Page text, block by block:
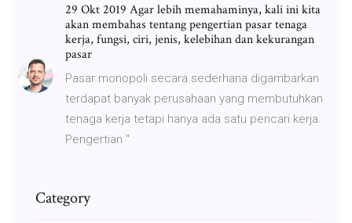
29 Okt 2019 Agar lebih memahaminya, kali ini kita
akan membahas tentang pengertian pasar tenaga
kerja, fungsi, ciri, jenis, kelebihan dan kekurangan
pasar
Pasar monopoli secara sederhana digambarkan
terdapat banyak perusahaan yang membutuhkan
tenaga kerja tetapi hanya ada satu pencari kerja.
Pengertian "
Category